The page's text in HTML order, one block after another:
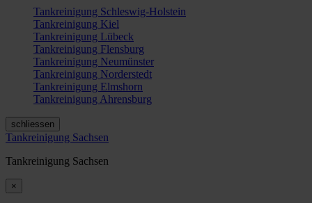
Tankreinigung Schleswig-Holstein
Tankreinigung Kiel
Tankreinigung Lübeck
Tankreinigung Flensburg
Tankreinigung Neumünster
Tankreinigung Norderstedt
Tankreinigung Elmshorn
Tankreinigung Ahrensburg
schliessen
Tankreinigung Sachsen
Tankreinigung Sachsen
×